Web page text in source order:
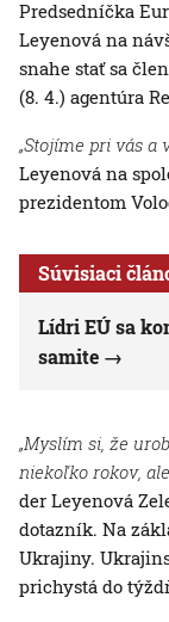
Predsedníčka
Leyenová na
snahe stať sa
(8. 4.) agentúra
„Stojíme pri vás a
Leyenová na
prezidentom
Súvisiaci
Lídri EÚ sa
samite
„Myslím si, že
niekoľko rokov,
der Leyenová
dotazník. Na
Ukrajiny.
prichystá do